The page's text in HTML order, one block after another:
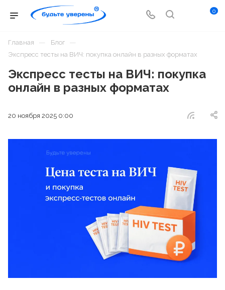
0
Экспресс тесты на ВИЧ: покупка
онлайн в разных форматах
Главная — Блог —
Экспресс тесты на ВИЧ: покупка онлайн в разных форматах
20 ноября 2025 0:00